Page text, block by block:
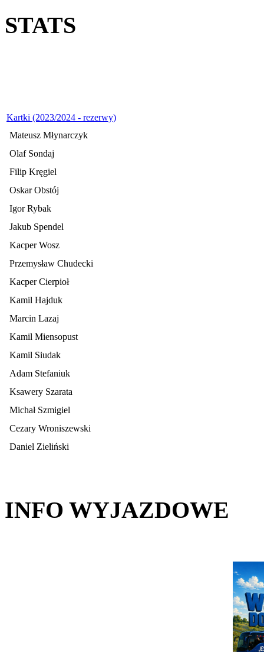
STATS
Kartki (2023/2024 - rezerwy)
Mateusz Młynarczyk
Olaf Sondaj
Filip Kręgiel
Oskar Obstój
Igor Rybak
Jakub Spendel
Kacper Wosz
Przemysław Chudecki
Kacper Cierpioł
Kamil Hajduk
Marcin Lazaj
Kamil Miensopust
Kamil Siudak
Adam Stefaniuk
Ksawery Szarata
Michał Szmigiel
Cezary Wroniszewski
Daniel Zieliński
INFO WYJAZDOWE